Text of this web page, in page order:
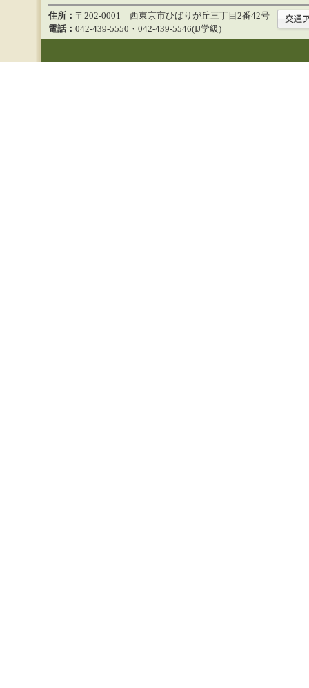
住所： 〒202-0001 西東京市ひばりが丘三丁目2番42号
電話： 042-439-5550・042-439-5546(IJ学級)